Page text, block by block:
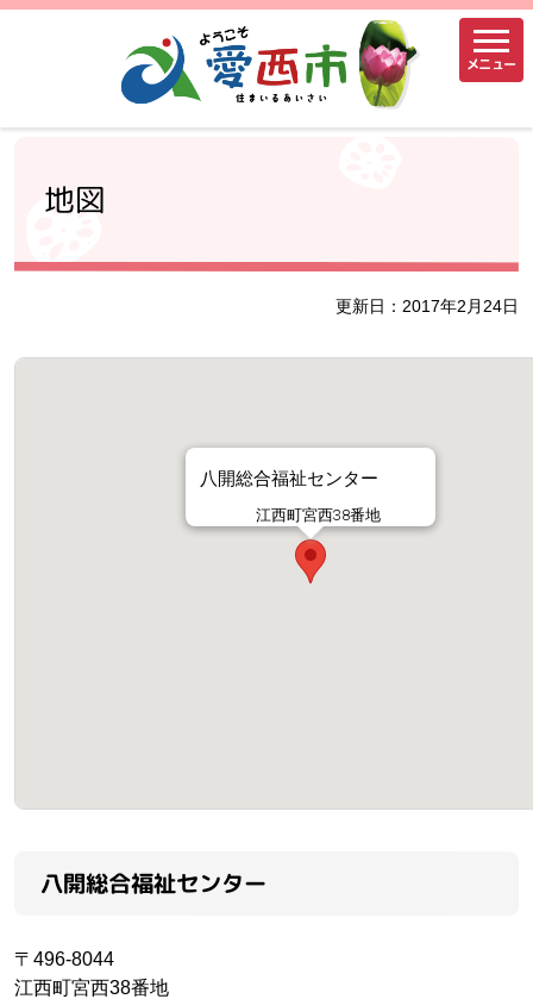
メニュー
地図
更新日：2017年2月24日
八開総合福祉センター
江西町宮西38番地
八開総合福祉センター
〒496-8044
江西町宮西38番地